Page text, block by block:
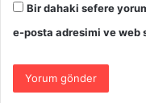
Bir dahaki sefere
e-posta adresimi ve web